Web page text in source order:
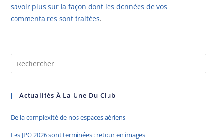
savoir plus sur la façon dont les données de vos
commentaires sont traitées.
Actualités À La Une Du Club
De la complexité de nos espaces aériens
Les JPO 2026 sont terminées : retour en images